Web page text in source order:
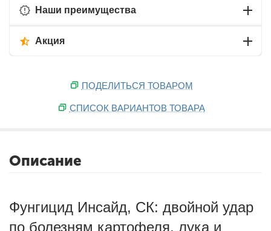
Наши преимущества
Акция
ПОДЕЛИТЬСЯ ТОВАРОМ
СПИСОК ВАРИАНТОВ ТОВАРА
Описание
Фунгицид Инсайд, СК: двойной удар
по болезням картофеля, лука и